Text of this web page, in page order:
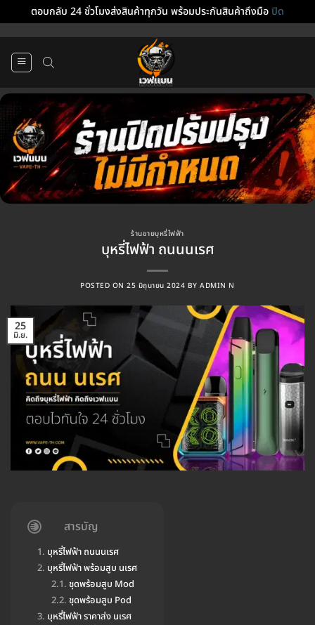
ตอบกลับ 24 ชั่วโมงส่งสินค้าทุกวัน พร้อมประกันสินค้าถึงมือปิด
ร้านขายบุหรี่ไฟฟ้า
บุหรี่ไฟฟ้า ถนนนเรศ
POSTED ON25 มิถุนายน 2024 BYADMIN N
25
มิ.ย.
สารบัญ
บุหรี่ไฟฟ้า ถนนนเรศ
บุหรี่ไฟฟ้า พร้อมสูบ นเรศ
ชุดพร้อมสูบ Mod
ชุดพร้อมสูบ Pod
บุหรี่ไฟฟ้า ราคาส่ง นเรศ